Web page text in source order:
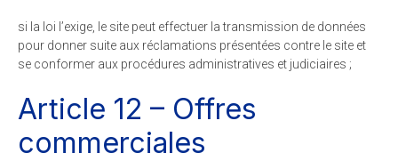
si la loi l’exige, le site peut effectuer la transmission de données
pour donner suite aux réclamations présentées contre le site et
se conformer aux procédures administratives et judiciaires ;
Article 12 – Offres
commerciales